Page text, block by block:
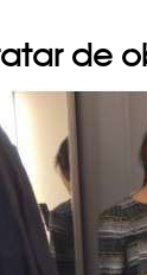
de